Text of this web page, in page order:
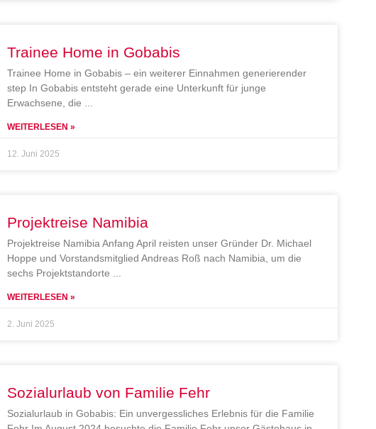
Trainee Home in Gobabis
Trainee Home in Gobabis – ein weiterer Einnahmen generierender
step In Gobabis entsteht gerade eine Unterkunft für junge
Erwachsene, die
WEITERLESEN »
12. Juni 2025
Projektreise Namibia
Projektreise Namibia Anfang April reisten unser Gründer Dr. Michael
Hoppe und Vorstandsmitglied Andreas Roß nach Namibia, um die
sechs Projektstandorte
WEITERLESEN »
2. Juni 2025
Sozialurlaub von Familie Fehr
Sozialurlaub in Gobabis: Ein unvergessliches Erlebnis für die Familie